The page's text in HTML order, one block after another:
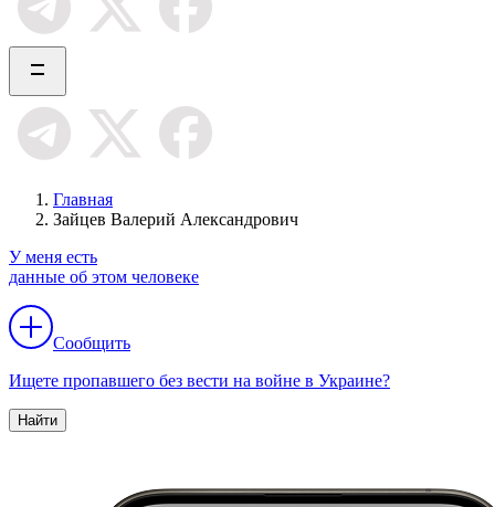
Главная
Зайцев Валерий Александрович
У меня есть
данные об этом человеке
Сообщить
Ищете пропавшего без вести на войне в Украине?
Найти